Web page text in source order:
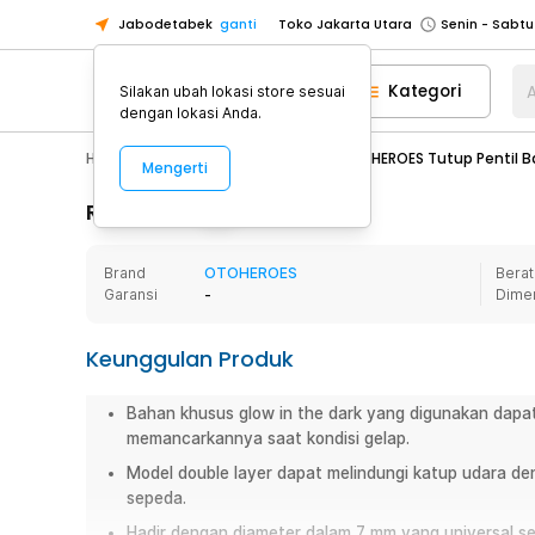
Jabodetabek ganti
Toko Tangerang
Pick n Go Jakarta Barat
Senin -
Pick n Go Bekasi
Senin - Jumat
Toko Jakarta Pusat
Senin -
Senin -
Toko Cikupa
Pick n Go Jakarta Barat
Senin -
Pick n Go Bekasi
Pick n Go Depok
Senin - Jumat
Kategori
Hobby Mobil OTOHEROES Tutup
Rincian Produk
Brand
OTOHEROES
Garansi
-
Keunggulan Produk
Bahan khusus glow in the dark yang digunakan
memancarkannya saat kondisi gelap.
Model double layer dapat melindungi katup udara
sepeda.
Silakan ubah lokasi store sesuai
dengan lokasi Anda.
Mengerti